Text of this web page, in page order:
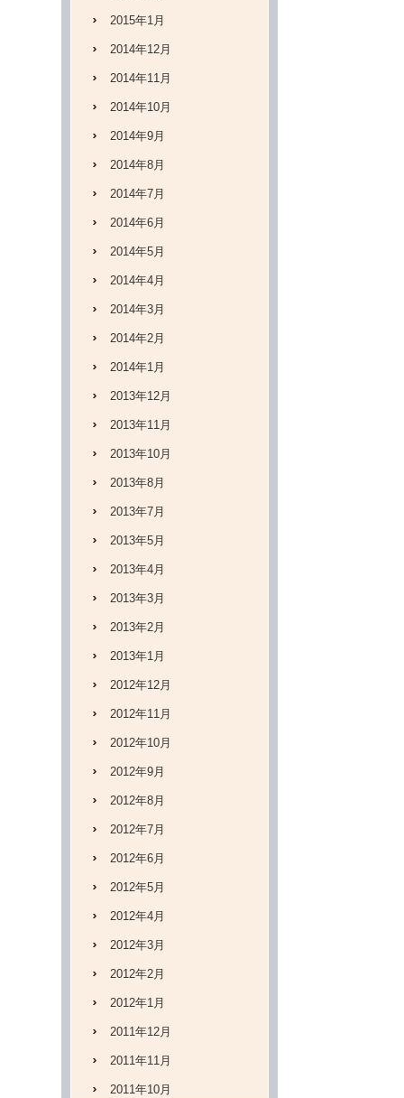
2015年1月
2014年12月
2014年11月
2014年10月
2014年9月
2014年8月
2014年7月
2014年6月
2014年5月
2014年4月
2014年3月
2014年2月
2014年1月
2013年12月
2013年11月
2013年10月
2013年8月
2013年7月
2013年5月
2013年4月
2013年3月
2013年2月
2013年1月
2012年12月
2012年11月
2012年10月
2012年9月
2012年8月
2012年7月
2012年6月
2012年5月
2012年4月
2012年3月
2012年2月
2012年1月
2011年12月
2011年11月
2011年10月